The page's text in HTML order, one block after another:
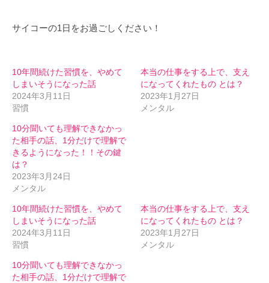
サイコーの1日をお過ごしください！
10年間続けた習慣を、やめて
しまいそうになった話
2024年3月11日
習慣
本当の仕事をする上で、支え
になってくれたもの とは？
2023年1月27日
メンタル
10分聞いても理解できなかっ
た相手の話、1分だけで理解で
きるようになった！！その鍵
は？
2023年3月24日
メンタル
10年間続けた習慣を、やめて
しまいそうになった話
2024年3月11日
習慣
本当の仕事をする上で、支え
になってくれたもの とは？
2023年1月27日
メンタル
10分聞いても理解できなかっ
た相手の話、1分だけで理解で